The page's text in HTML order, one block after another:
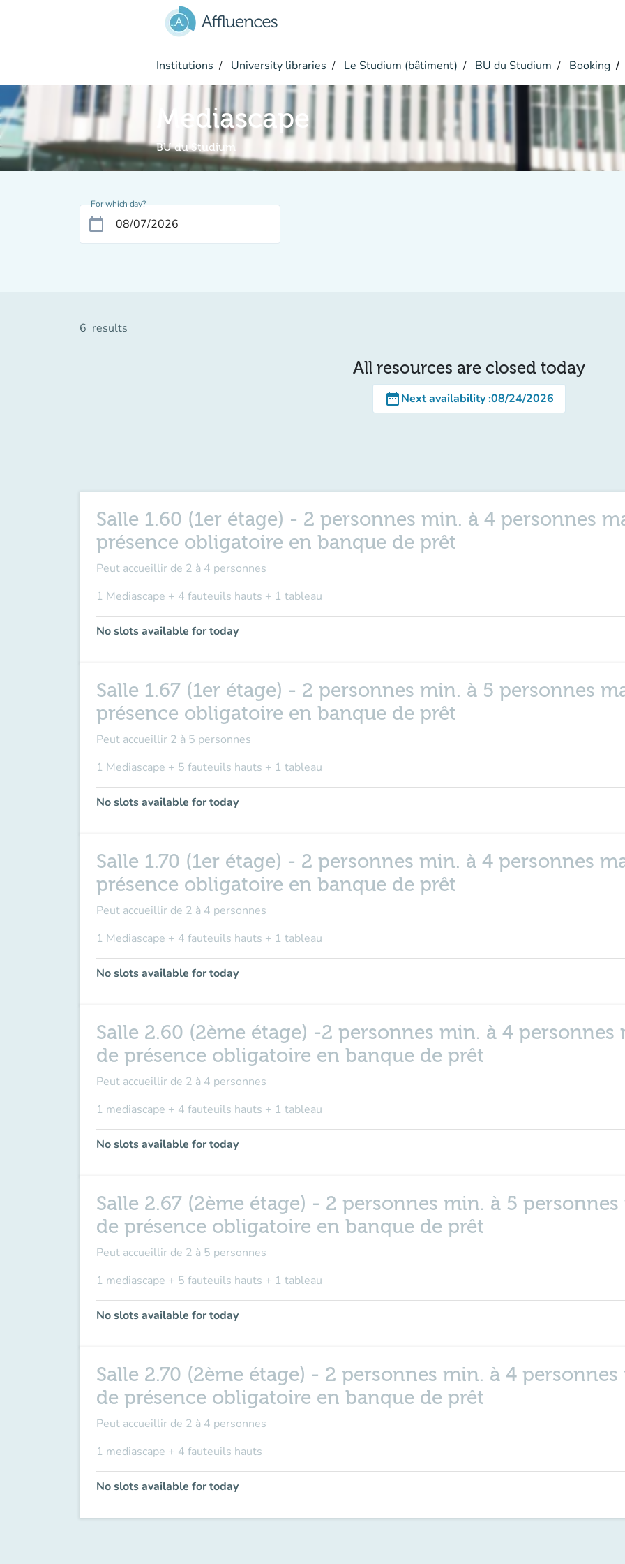
Institutions University libraries Le Studium (bâtiment) BU du Studium Booking
Mediascape
BU du Studium
For which day?
calendar_today
6 results
All resources are closed today
date_rangeNext availability:08/24/2026
Salle 1.60 (1er étage) - 2 personnes min. à 4 personnes
présence obligatoire en banque de prêt
Peut accueillir de 2 à 4 personnes
1 Mediascape + 4 fauteuils hauts + 1 tableau
No slots available for today
Salle 1.67 (1er étage) - 2 personnes min. à 5 personnes
présence obligatoire en banque de prêt
Peut accueillir 2 à 5 personnes
1 Mediascape + 5 fauteuils hauts + 1 tableau
No slots available for today
Salle 1.70 (1er étage) - 2 personnes min. à 4 personnes
présence obligatoire en banque de prêt
Peut accueillir de 2 à 4 personnes
1 Mediascape + 4 fauteuils hauts + 1 tableau
No slots available for today
Salle 2.60 (2ème étage) -2 personnes min. à 4
de présence obligatoire en banque de prêt
Peut accueillir de 2 à 4 personnes
1 mediascape + 4 fauteuils hauts + 1 tableau
No slots available for today
Salle 2.67 (2ème étage) - 2 personnes min. à 5
de présence obligatoire en banque de prêt
Peut accueillir de 2 à 5 personnes
1 mediascape + 5 fauteuils hauts + 1 tableau
No slots available for today
Salle 2.70 (2ème étage) - 2 personnes min. à 4
de présence obligatoire en banque de prêt
Peut accueillir de 2 à 4 personnes
1 mediascape + 4 fauteuils hauts
No slots available for today